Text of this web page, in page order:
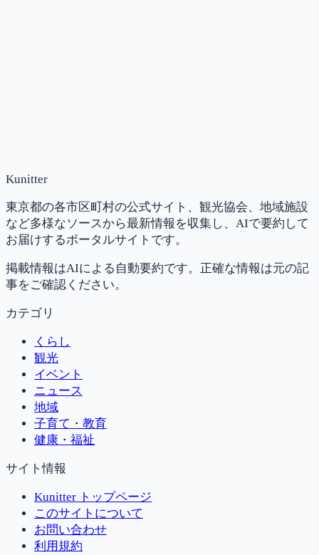
Kunitter
東京都の各市区町村の公式サイト、観光協会、地域施設
など多様なソースから最新情報を収集し、AIで要約して
お届けするポータルサイトです。
掲載情報はAIによる自動要約です。正確な情報は元の記
事をご確認ください。
カテゴリ
くらし
観光
イベント
ニュース
地域
子育て・教育
健康・福祉
サイト情報
Kunitter トップページ
このサイトについて
お問い合わせ
利用規約